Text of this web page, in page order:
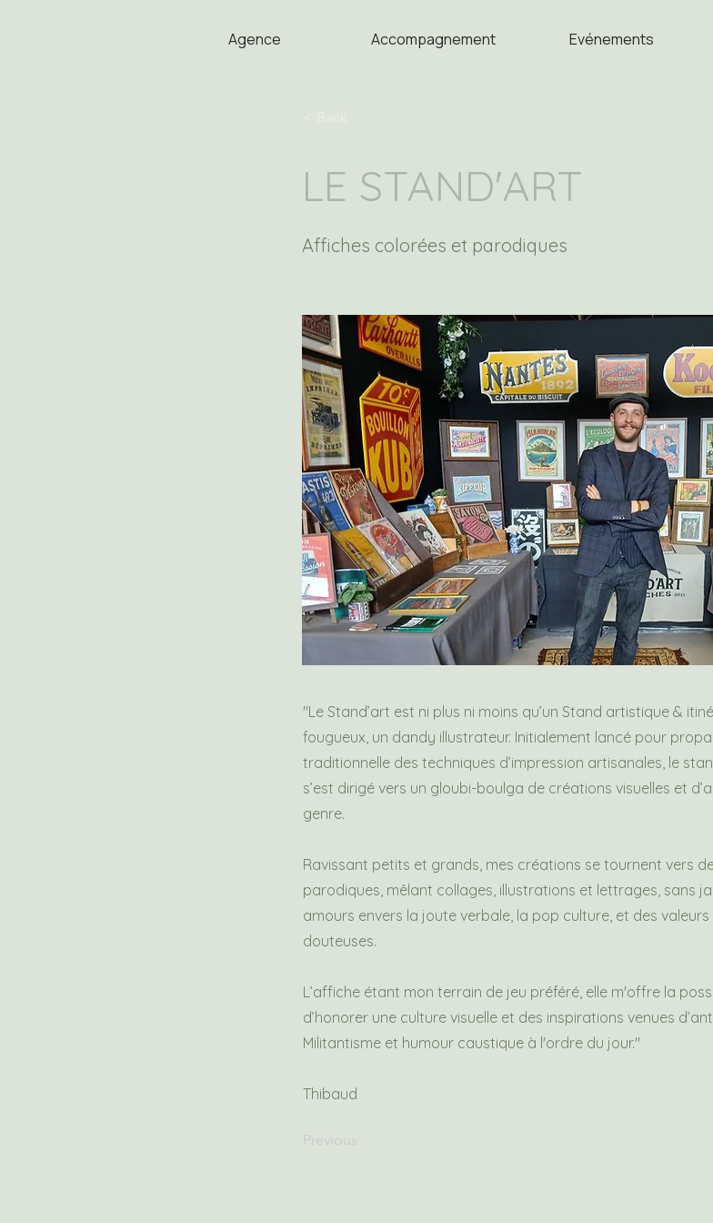
Agence Accompagnement Evénements
< Back
LE STAND'ART
Affiches colorées et parodiques
"Le Stand’art est ni plus ni moins qu’un Stand artistique &
fougueux, un dandy illustrateur. Initialement lancé pour
traditionnelle des techniques d’impression artisanales, le
s’est dirigé vers un gloubi-boulga de créations visuelles et
genre.
Ravissant petits et grands, mes créations se tournent vers
parodiques, mêlant collages, illustrations et lettrages, sans
amours envers la joute verbale, la pop culture, et des
douteuses.
L’affiche étant mon terrain de jeu préféré, elle m'offre la
d’honorer une culture visuelle et des inspirations venues
Militantisme et humour caustique à l'ordre du jour."
Thibaud
Previous